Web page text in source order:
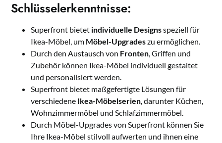
Schlüsselerkenntnisse:
Superfront bietet individuelle Designsspeziell für
Ikea-Möbel, um Möbel-Upgradeszu ermöglichen.
Durch den Austausch von Fronten, Griffen und
Zubehör können Ikea-Möbel individuell gestaltet
und personalisiert werden.
Superfront bietet maßgefertigte Lösungen für
verschiedene Ikea-Möbelserien, darunter Küchen,
Wohnzimmermöbel und Schlafzimmermöbel.
Durch Möbel-Upgrades von Superfront können Sie
Ihre Ikea-Möbel stilvoll aufwerten und ihnen eine